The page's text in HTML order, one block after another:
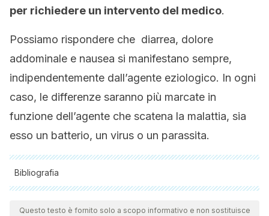
per richiedere un intervento del medico.
Possiamo rispondere che diarrea, dolore
addominale e nausea si manifestano sempre,
indipendentemente dall’agente eziologico. In ogni
caso, le differenze saranno più marcate in
funzione dell’agente che scatena la malattia, sia
esso un batterio, un virus o un parassita.
Bibliografia
Tutte le fonti citate sono state esaminate a fondo dal nostro
team per garantirne la qualità, l'affidabilità, l'attualità e la
Questo testo è fornito solo a scopo informativo e non sostituisce